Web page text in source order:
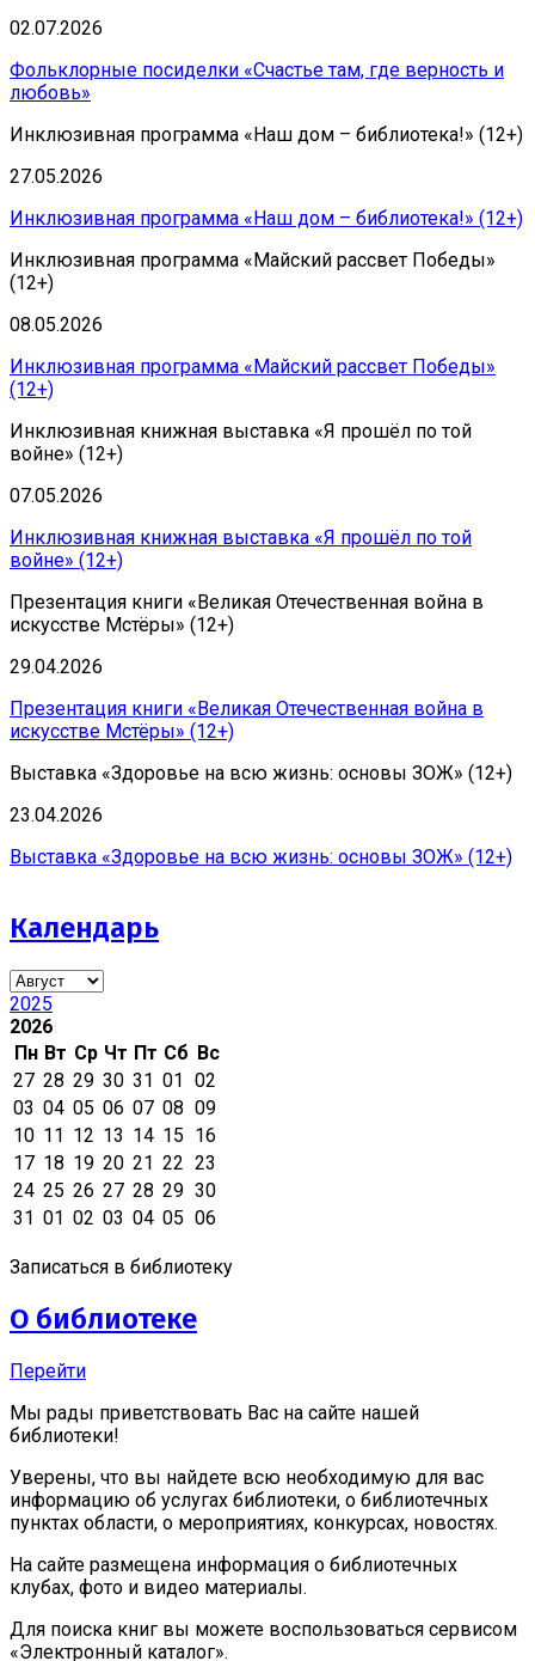
02.07.2026
Фольклорные посиделки «Счастье там, где верность и
любовь»
Инклюзивная программа «Наш дом – библиотека!» (12+)
27.05.2026
Инклюзивная программа «Наш дом – библиотека!» (12+)
Инклюзивная программа «Майский рассвет Победы»
(12+)
08.05.2026
Инклюзивная программа «Майский рассвет Победы»
(12+)
Инклюзивная книжная выставка «Я прошёл по той
войне» (12+)
07.05.2026
Инклюзивная книжная выставка «Я прошёл по той
войне» (12+)
Презентация книги «Великая Отечественная война в
искусстве Мстёры» (12+)
29.04.2026
Презентация книги «Великая Отечественная война в
искусстве Мстёры» (12+)
Выставка «Здоровье на всю жизнь: основы ЗОЖ» (12+)
23.04.2026
Выставка «Здоровье на всю жизнь: основы ЗОЖ» (12+)
Календарь
2025
2026
Пн Вт Ср Чт Пт Сб Вс
27 28 29 30 31 01 02
03 04 05 06 07 08 09
10 11 12 13 14 15 16
17 18 19 20 21 22 23
24 25 26 27 28 29 30
31 01 02 03 04 05 06
Записаться в библиотеку
О библиотеке
Перейти
Мы рады приветствовать Вас на сайте нашей
библиотеки!
Уверены, что вы найдете всю необходимую для вас
информацию об услугах библиотеки, о библиотечных
пунктах области, о мероприятиях, конкурсах, новостях.
На сайте размещена информация о библиотечных
клубах, фото и видео материалы.
Для поиска книг вы можете воспользоваться сервисом
«Электронный каталог».